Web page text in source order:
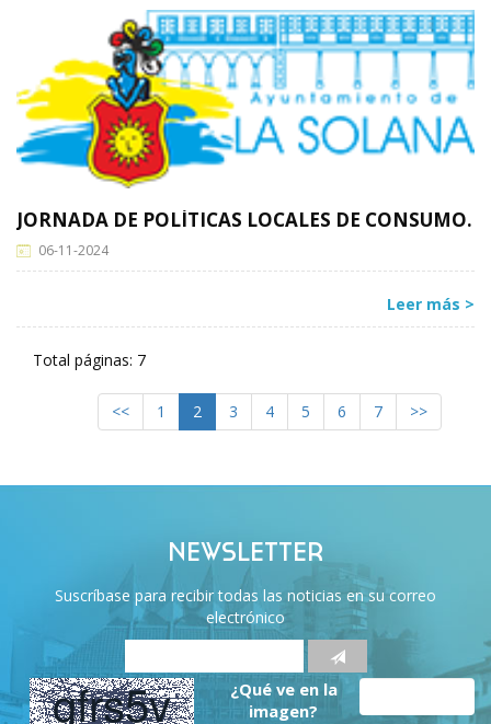
JORNADA DE POLÍTICAS LOCALES DE CONSUMO.
06-11-2024
Leer más >
Total páginas: 7
<< 1 2 3 4 5 6 7 >>
NEWSLETTER
Suscríbase para recibir todas las noticias en su correo
electrónico
¿Qué ve en la
imagen?